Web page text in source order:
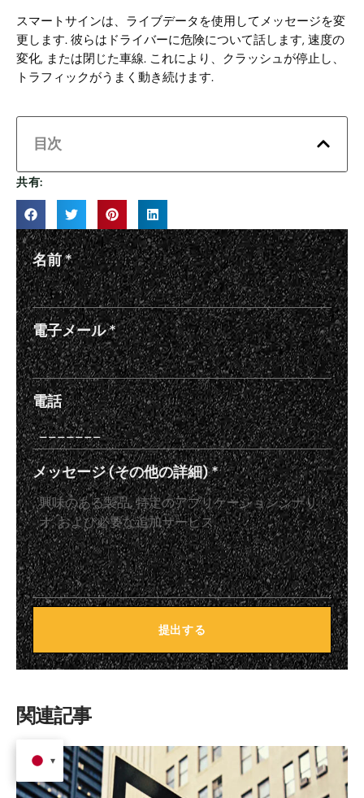
スマートサインは、ライブデータを使用してメッセージを変
更します. 彼らはドライバーに危険について話します, 速度の
変化, または閉じた車線. これにより、クラッシュが停止し、
トラフィックがうまく動き続けます.
目次
共有:
名前*
電子メール*
電話
メッセージ (その他の詳細)*
提出する
関連記事